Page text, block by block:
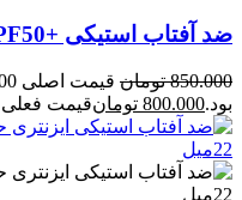
ضد آفتاب استیکی +SPF50 و PA++++ وازلین 15گرم
850.000 تومان
بود.800.000 تومانقیمت فعلی 800.000 تومان است.